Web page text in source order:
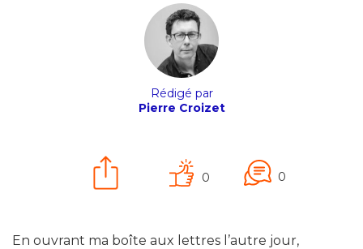
Rédigé par
Pierre Croizet
0 0
En ouvrant ma boîte aux lettres l’autre jour,